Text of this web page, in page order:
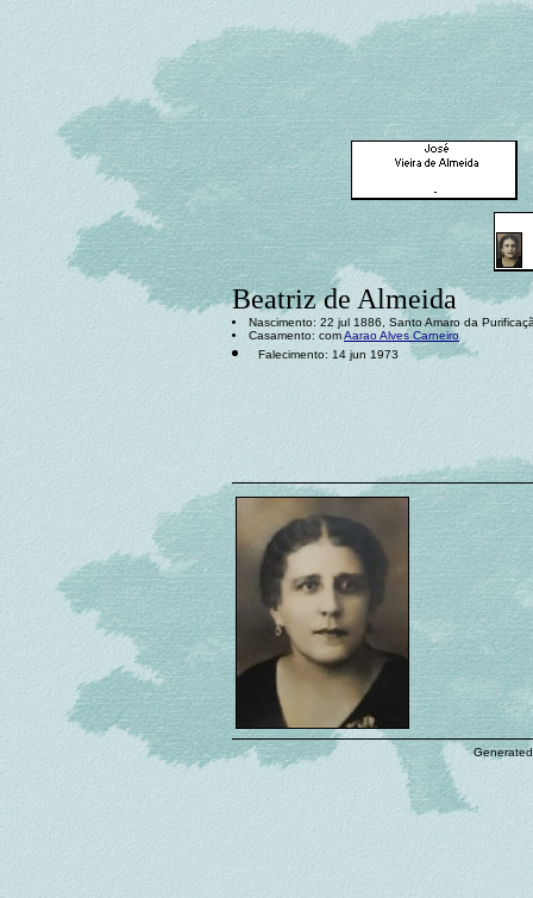
Beatriz de Almeida
Nascimento: 22 jul 1886, Santo Amaro da
Casamento: comAarao Alves Carneiro
Falecimento: 14 jun 1973